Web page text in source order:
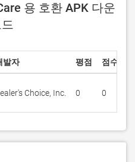
용 호환 APK 다운
발자 평점 점수
Choice, Inc. 0 0